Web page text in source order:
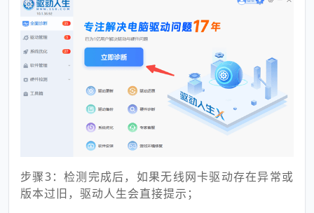
步骤3：检测完成后，如果无线网卡驱动存在异常或
版本过旧，驱动人生会直接提示；